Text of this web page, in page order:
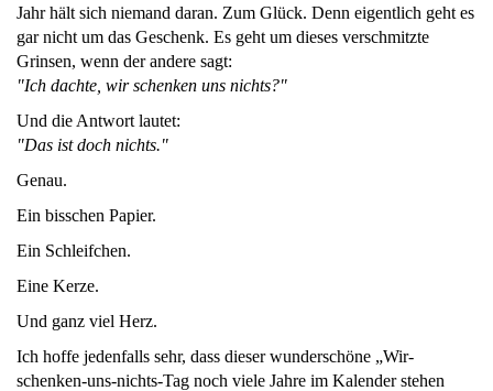
Jahr hält sich niemand daran. Zum Glück. Denn eigentlich geht es
gar nicht um das Geschenk. Es geht um dieses verschmitzte
Grinsen, wenn der andere sagt:
"Ich dachte, wir schenken uns nichts?"
Und die Antwort lautet:
"Das ist doch nichts."
Genau.
Ein bisschen Papier.
Ein Schleifchen.
Eine Kerze.
Und ganz viel Herz.
Ich hoffe jedenfalls sehr, dass dieser wunderschöne „Wir-
schenken-uns-nichts-Tag noch viele Jahre im Kalender stehen